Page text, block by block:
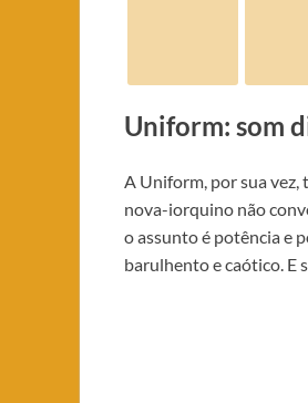
Uniform: som
A Uniform, por sua
nova-iorquino não
o assunto é potência e
barulhento e caótico. E